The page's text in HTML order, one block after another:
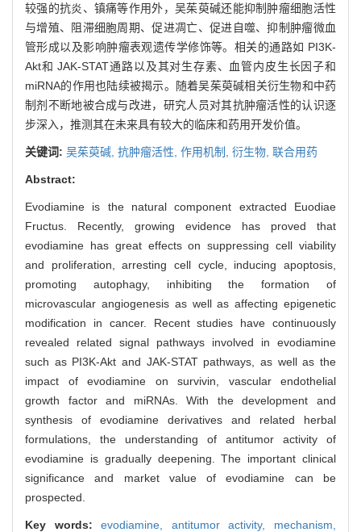
较强的抗炎、镇痛等作用外，吴茱萸碱还能抑制肿瘤细胞活性
与增殖、阻滞细胞周期、促进凋亡、促进自噬、抑制肿瘤微血
管形成以及影响肿瘤表观遗传学修饰等。相关的通路如 PI3K-
Akt和 JAK-STAT通路以及其对生存素、血管内皮生长因子和
miRNA的作用也陆续被揭示。随着吴茱萸碱相关衍生物和中药
制剂不断地被合成与改进，研究人员对其抗肿瘤活性的认识逐
步深入，推测其在未来具有较大的临床和药用开发价值。
关键词: 吴茱萸碱, 抗肿瘤活性, 作用机制, 衍生物, 联合用药
Abstract:
Evodiamine is the natural component extracted Euodiae
Fructus. Recently, growing evidence has proved that
evodiamine has great effects on suppressing cell viability
and proliferation, arresting cell cycle, inducing apoptosis,
promoting autophagy, inhibiting the formation of
microvascular angiogenesis as well as affecting epigenetic
modification in cancer. Recent studies have continuously
revealed related signal pathways involved in evodiamine
such as PI3K-Akt and JAK-STAT pathways, as well as the
impact of evodiamine on survivin, vascular endothelial
growth factor and miRNAs. With the development and
synthesis of evodiamine derivatives and related herbal
formulations, the understanding of antitumor activity of
evodiamine is gradually deepening. The important clinical
significance and market value of evodiamine can be
prospected.
Key words:evodiamine, antitumor activity, mechanism,